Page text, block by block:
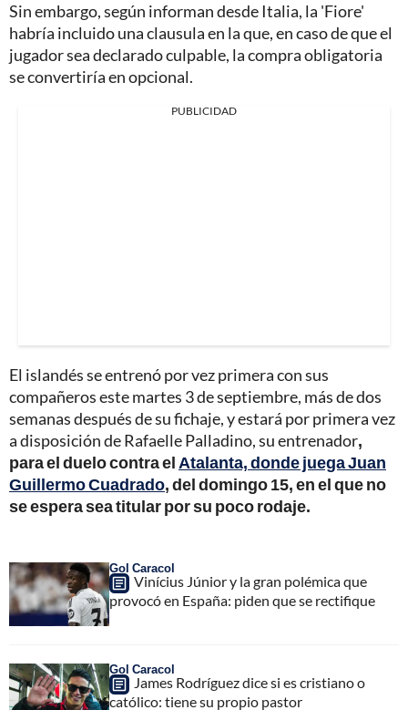
Sin embargo, según informan desde Italia, la 'Fiore'
habría incluido una clausula en la que, en caso de que el
jugador sea declarado culpable, la compra obligatoria
se convertiría en opcional.
PUBLICIDAD
El islandés se entrenó por vez primera con sus
compañeros este martes 3 de septiembre, más de dos
semanas después de su fichaje, y estará por primera vez
a disposición de Rafaelle Palladino, su entrenador,
para el duelo contra el Atalanta, donde juega Juan
Guillermo Cuadrado, del domingo 15, en el que no
se espera sea titular por su poco rodaje.
Gol Caracol
Vinícius Júnior y la gran polémica que
provocó en España: piden que se rectifique
Gol Caracol
James Rodríguez dice si es cristiano o
católico: tiene su propio pastor